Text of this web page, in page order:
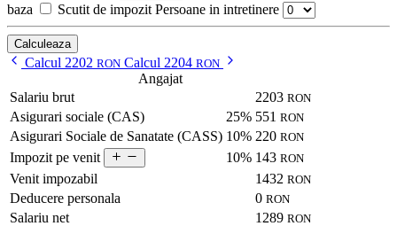
baza
Scutit de impozit Persoane in intretinere
Calculeaza
Calcul 2202 RON Calcul 2204 RON
Angajat
Salariu brut
2203 RON
Asigurari sociale (CAS) 25% 551 RON
Asigurari Sociale de Sanatate (CASS) 10% 220 RON
Impozit pe venit 10% 143 RON
Venit impozabil 1432 RON
Deducere personala 0 RON
Salariu net 1289 RON